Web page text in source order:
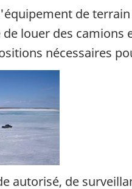
de
louer des
nécessaires
autorisé, de